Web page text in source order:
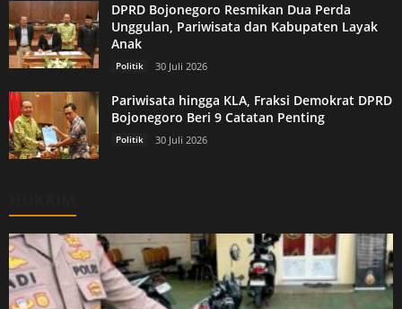
DPRD Bojonegoro Resmikan Dua Perda
Unggulan, Pariwisata dan Kabupaten Layak
Anak
Politik 30 Juli 2026
Pariwisata hingga KLA, Fraksi Demokrat DPRD
Bojonegoro Beri 9 Catatan Penting
Politik 30 Juli 2026